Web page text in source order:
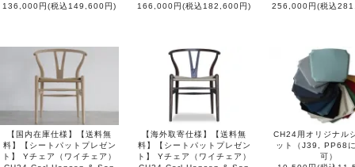
136,000円(税込149,600円)
166,000円(税込182,600円)
256,000円(税込
【国内在庫仕様】【送料無
料】【シートパットプレゼン
ト】 Yチェア（ワイチェア）
【海外取寄仕様】【送料無
料】【シートパットプレゼン
ト】 Yチェア（ワイチェア）
CH24用オリジナル
ット（J39, PP68
可）